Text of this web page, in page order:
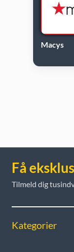
Macys
Få
Tilmeld dig
Kategorier